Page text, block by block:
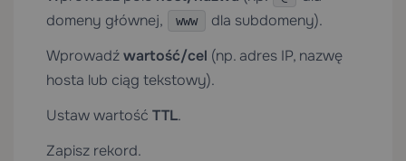
domeny głównej,
www
dla subdomeny).
Wprowadźwartość/cel (np. adres IP, nazwę
hosta lub ciąg tekstowy).
Ustaw wartość TTL.
Zapisz rekord.